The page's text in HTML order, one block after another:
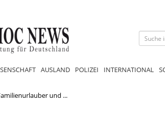
AUSLAND POLIZEI INTERNATIONAL
und ...